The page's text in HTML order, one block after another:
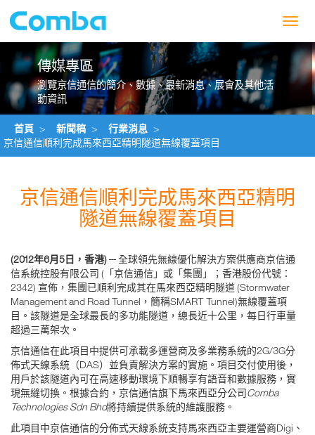
傳媒專區
瀏覽京信通信的簡介、數據、最新消息、展會及其他活
動資訊
首頁 > 新聞稿 > 行業消息 >
京信通信順利完成馬來西亞精明隧道無線覆蓋項目
京信通信順利完成馬來西亞精明
隧道無線覆蓋項目
(2012年6月5日，香港)─ 全球領先無線優化解決方案供應商京信通
信系統控股有限公司 (「京信通信」或「集團」；香港股份代號：
2342) 宣佈，集團已順利完成其在馬來西亞精明隧道 (Stormwater
Management and Road Tunnel，簡稱SMART Tunnel)無線覆蓋項
目。該隧道是全球最長的多功能隧道，總長近十公里，每日行車量
超過三萬架次。
京信通信在此項目中提供可承載多運營商及多業務系統的2G/3G分
佈式天線系統（DAS）並負責解決方案的實施。項目交付使用後，
用戶於該隧道內可在高速移動環境下順暢享有語音和數據服務，實
現無縫切換。根據合約，京信通信旗下馬來西亞分公司Comba
Technologies Sdn Bhd將持續提供系統的維護服務。
此項目中京信通信的分佈式天線系統支持馬來西亞主要運營商Digi、